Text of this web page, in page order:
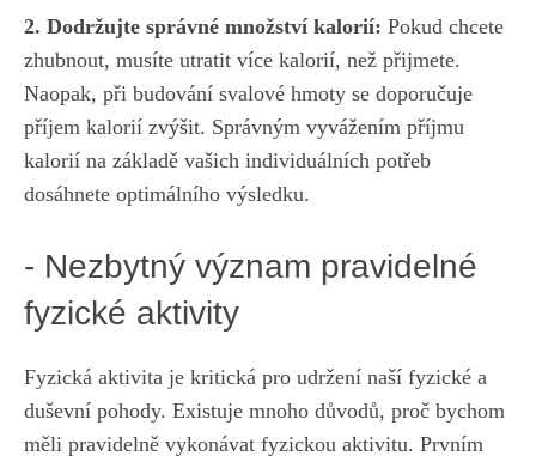
2. Dodržujte správné množství kalorií: Pokud chcete
zhubnout, musíte utratit více kalorií, než přijmete.
Naopak, při budování svalové ‌hmoty se doporučuje
příjem kalorií zvýšit. Správným vyvážením příjmu
kalorií na základě vašich individuálních potřeb
dosáhnete optimálního ​výsledku.
-‍ Nezbytný význam pravidelné
fyzické aktivity
Fyzická aktivita je kritická pro udržení naší fyzické a
duševní pohody. Existuje mnoho důvodů, proč bychom
měli pravidelně vykonávat​ fyzickou‌ aktivitu. Prvním